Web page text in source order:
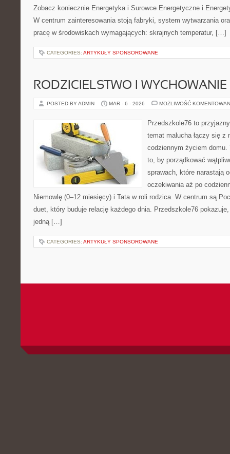
Zobacz koniecznie Energetyka i Surowce Energetyczne i
W centrum zainteresowania stoją fabryki, system wytwarzania
pracę w środowiskach wymagających: skrajnych temperatur, […]
CATEGORIES: ARTYKUŁY SPONSOROWANE
RODZICIELSTWO I WYCHOWANIE
POSTED BY ADMIN MAR - 6 - 2026 MOŻLIWOŚĆ
Przedszkole76 to
temat malucha łączy się z
codziennym życiem domu.
to, by porządkować
sprawach, które narastają
oczekiwania aż po
Niemowlę (0–12 miesięcy) i Tata w roli rodzica. W centrum są
duet, który buduje relację każdego dnia. Przedszkole76
jedną […]
CATEGORIES: ARTYKUŁY SPONSOROWANE